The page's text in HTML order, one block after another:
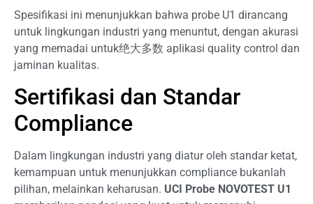
Spesifikasi ini menunjukkan bahwa probe U1 dirancang
untuk lingkungan industri yang menuntut, dengan akurasi
yang memadai untuk绝大多数 aplikasi quality control dan
jaminan kualitas.
Sertifikasi dan Standar
Compliance
Dalam lingkungan industri yang diatur oleh standar ketat,
kemampuan untuk menunjukkan compliance bukanlah
pilihan, melainkan keharusan. UCI Probe NOVOTEST U1